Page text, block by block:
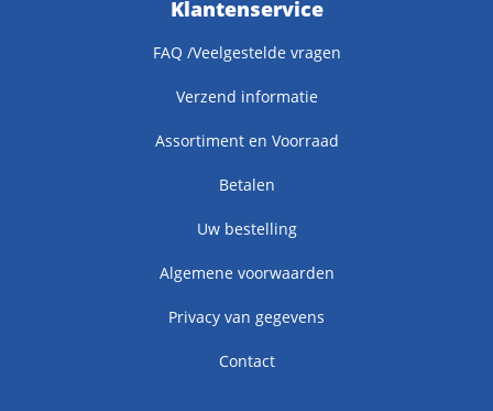
Klantenservice
FAQ /Veelgestelde vragen
Verzend informatie
Assortiment en Voorraad
Betalen
Uw bestelling
Algemene voorwaarden
Privacy van gegevens
Contact